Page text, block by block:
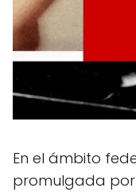
En el ámbito
promulgada por